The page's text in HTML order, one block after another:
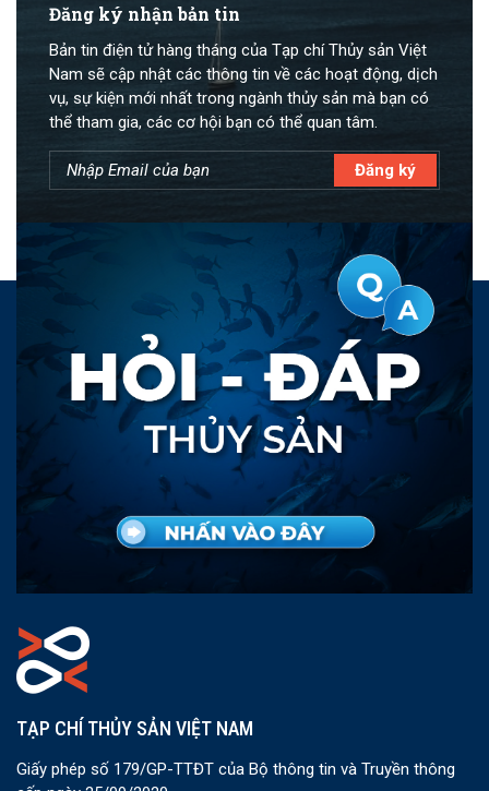
Đăng ký nhận bản tin
Bản tin điện tử hàng tháng của Tạp chí Thủy sản Việt
Nam sẽ cập nhật các thông tin về các hoạt động, dịch
vụ, sự kiện mới nhất trong ngành thủy sản mà bạn có
thể tham gia, các cơ hội bạn có thể quan tâm.
TẠP CHÍ THỦY SẢN VIỆT NAM
Giấy phép số 179/GP-TTĐT của Bộ thông tin và Truyền thông